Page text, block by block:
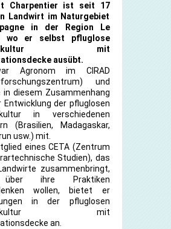
Charpentier ist seit 17
Landwirt im Naturgebiet
in der Region Le
wo er selbst pfluglose
mit
ausübt.
Agronom im CIRAD
und
in diesem Zusammenhang
Entwicklung der pfluglosen
in verschiedenen
(Brasilien, Madagaskar,
usw.) mit.
eines CETA (Zentrum
Studien), das
zusammenbringt,
ihre Praktiken
wollen, bietet er
in der pfluglosen
mit
an.